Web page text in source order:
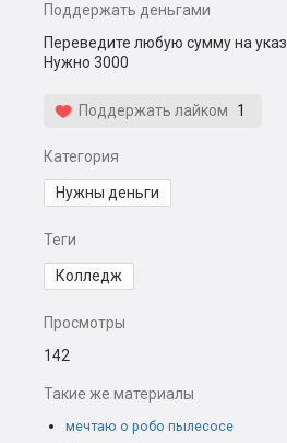
Поддержать деньгами
Переведите любую сумму на
Нужно 3000
Поддержать лайком 1
Категория
Нужны деньги
Теги
Колледж
Просмотры
142
Такие же материалы
мечтаю о робо пылесосе